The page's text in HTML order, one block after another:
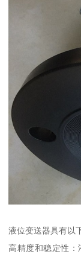
液位变送器具有以
高精度和稳定性：